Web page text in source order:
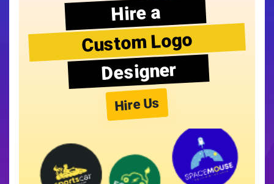
Hire a
Custom Logo
Designer
Hire Us